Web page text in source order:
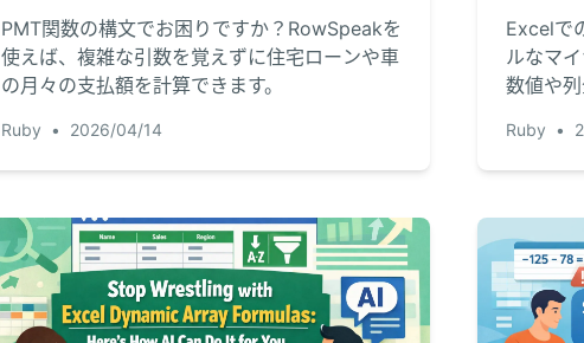
アナリティクス
ダッシュボード、KPIレビュー、定期的な分
クイックスタート
新しいユーザーやチーム向けの素早い立ち
PMT関数の構文でお困りですか？RowSpeakを
使えば、複雑な引数を覚えずに住宅ローンや車
の月々の支払額を計算できます。
Ruby • 2026/04/14
Excelで
ルなマ
数値や
Ruby •